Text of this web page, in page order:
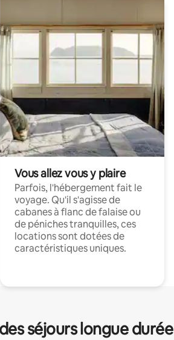
Vous allez vous y plaire
Parfois, l'hébergement fait le
voyage. Qu'il s'agisse de
cabanes à flanc de falaise ou
de péniches tranquilles, ces
locations sont dotées de
caractéristiques uniques.
séjours longue durée